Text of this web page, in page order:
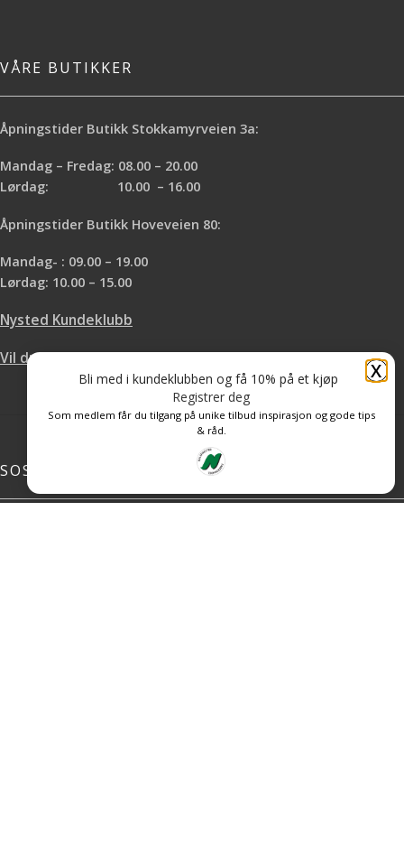
VÅRE BUTIKKER
Åpningstider Butikk Stokkamyrveien 3a:
Mandag – Fredag: 08.00 – 20.00
Lørdag: 10.00 – 16.00
Åpningstider Butikk Hoveveien 80:
Mandag- : 09.00 – 19.00
Lørdag: 10.00 – 15.00
Nysted Kundeklubb
Vil du leie hos oss?
SOSIALE MEDIER
X
Bli med i kundeklubben og få 10% på et kjøp
Registrer deg
Som medlem får du tilgang på unike tilbud inspirasjon og gode tips
& råd.